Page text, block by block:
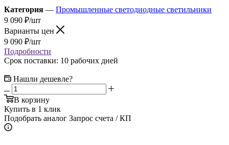
Категория — Промышленные светодиодные светильники
9 090 ₽/шт
Варианты цен
9 090 ₽/шт
Подробности
Срок поставки: 10 рабочих дней
Нашли дешевле?
В корзину
Купить в 1 клик
Подобрать аналог Запрос счета / КП